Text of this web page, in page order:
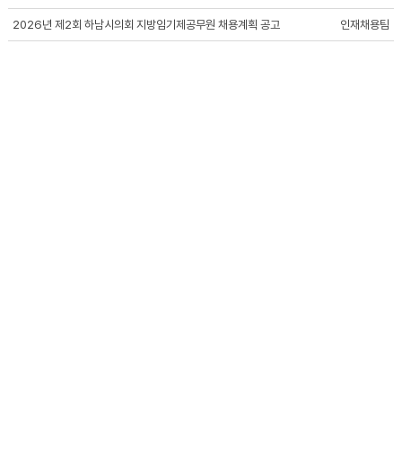
2026년 제2회 하남시의회 지방임기제공무원 채용계획 공고 인재채용팀